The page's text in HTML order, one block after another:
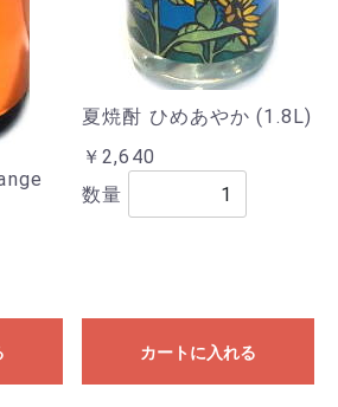
夏焼酎 ひめあやか (1.8L)
￥2,640
数量
カートに入れる